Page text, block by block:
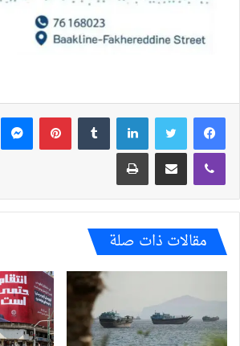
فيسبوك تويتر لينكدإن بينتيريست
ڤايبر مشاركة عبر البريد طباعة
مقالات ذات صلة